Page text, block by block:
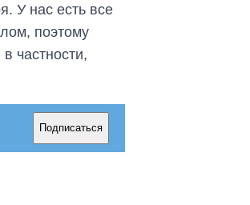
У нас есть все
поэтому
частности,
Подписаться